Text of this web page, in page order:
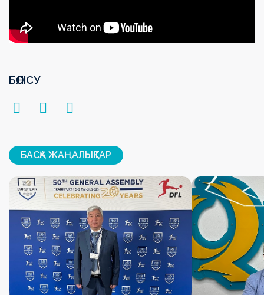
БӨЛІСУ
БАСҚА ЖАҢАЛЫҚТАР